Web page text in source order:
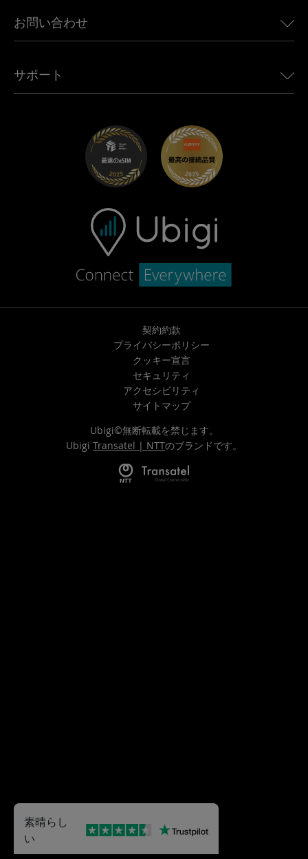
アフリカ向けeSIM
すべての目的地を見る
Jeep向けUbigi
Mini向けUbigi
Maserati向けUbigi
Ubigi関連プレス
Ubigiアプリ
お問い合わせ
アフェリエイトプログラム
サポート
トラブルシューティング
ヘルプセンター
お問い合わせ先
契約約款
プライバシーポリシー
クッキー宣言
セキュリティ
アクセシビリティ
サイトマップ
Ubigi©無断転載を禁じます。
Ubigi Transatel | NTTのブランドです。
素晴らし
い